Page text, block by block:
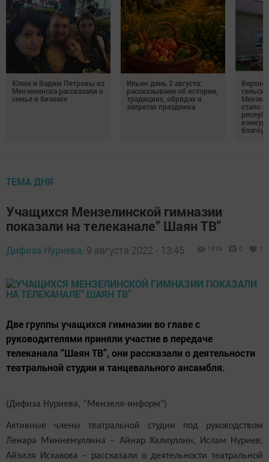
Юлия и Вадим Петровы из
Мензелинска рассказали о
семье и бизнесе
Ильин день 2 августа:
рассказываем об истории,
традициях, обрядах и
запретах праздника
стало
ТЕМА ДНЯ
Учащихся Мензелинской гимназии
показали на телеканале” Шаян ТВ"
Дифиза Нуриева, 9 августа 2022 - 13:45 1519 0 1
Две группы учащихся гимназии во главе с
руководителями приняли участие в передаче
телеканала “Шаян ТВ”, они рассказали о деятельности
театральной студии и танцевального ансамбля.
(Дифиза Нуриева, “Мензеля-информ")
Активные члены театральной студии под руководством
Ленара Миннемуллина – Айнар Халиуллин, Ислам Нуриев,
Айзиля Исхакова – рассказали о деятельности театральной